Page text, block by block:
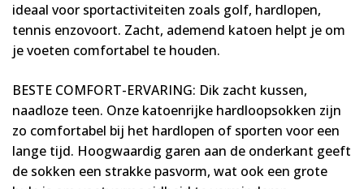
ideaal voor sportactiviteiten zoals golf, hardlopen,
tennis enzovoort. Zacht, ademend katoen helpt je om
je voeten comfortabel te houden.
BESTE COMFORT-ERVARING: Dik zacht kussen,
naadloze teen. Onze katoenrijke hardloopsokken zijn
zo comfortabel bij het hardlopen of sporten voor een
lange tijd. Hoogwaardig garen aan de onderkant geeft
de sokken een strakke pasvorm, wat ook een grote